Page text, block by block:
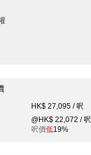
HK$ 27,095 / 呎
@HK$ 22,072 / 呎
呎價低19%